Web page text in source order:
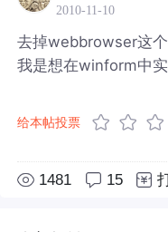
2010-11-10
去掉webbrowser这个
我是想在winform中
给本帖投票
1481 15